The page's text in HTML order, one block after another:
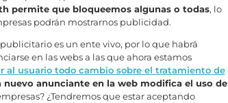
permite que bloqueemos algunas o todas, lo
podrán mostrarnos publicidad.
es un ente vivo, por lo que habrá
en las webs a las que ahora estamos
al usuario todo cambio sobre el tratamiento de
nuevo anunciante en la web modifica el uso de
¿Tendremos que estar aceptando